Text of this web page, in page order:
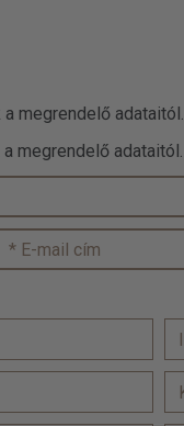
megrendelő adataitól.
megrendelő adataitól.